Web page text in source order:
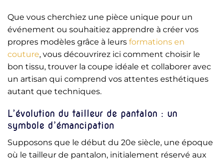
Que vous cherchiez une pièce unique pour un
événement ou souhaitiez apprendre à créer vos
propres modèles grâce à leurs formations en
couture, vous découvrirez ici comment choisir le
bon tissu, trouver la coupe idéale et collaborer avec
un artisan qui comprend vos attentes esthétiques
autant que techniques.
L’évolution du tailleur de pantalon : un
symbole d’émancipation
Supposons que le début du 20e siècle, une époque
où le tailleur de pantalon, initialement réservé aux